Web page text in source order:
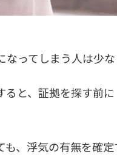
ってしまう人は少な
と、証拠を探す前
、浮気の有無を確